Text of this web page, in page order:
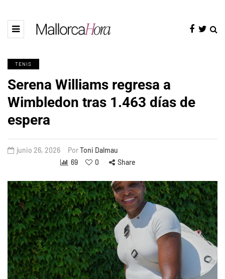
TENIS
Serena Williams regresa a
Wimbledon tras 1.463 días de
espera
junio 26, 2026 PorToni Dalmau
69
0 Share